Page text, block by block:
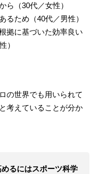
ら（30代／女性）
るため（40代／男性）
拠に基づいた効率良い
）
の世界でも用いられて
考えていることが分か
めるにはスポーツ科学